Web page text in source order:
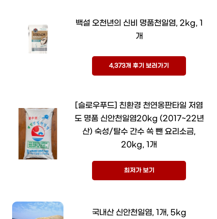
백설 오천년의 신비 명품천일염, 2kg, 1
개
4,373개 후기 보러가기
[슬로우푸드] 친환경 천연옹판타일 저염
도 명품 신안천일염20kg (2017~22년
산) 숙성/탈수 간수 쏙 뺀 요리소금,
20kg, 1개
최저가 보기
국내산 신안천일염, 1개, 5kg